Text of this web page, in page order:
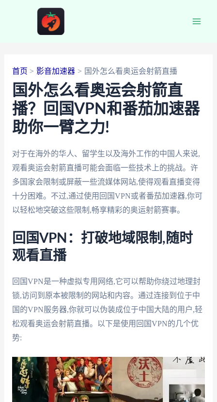
首页 影音加速器 国外怎么看奥运会射箭直播
国外怎么看奥运会射箭直
播？回国VPN和番茄加速器
助你一臂之力!
对于在海外的华人、留学生以及海外工作的中国人来说,
观看奥运会射箭直播可能会面临一些技术上的挑战。许
多国家会限制或屏蔽一些流媒体网站,使得观看直播变得
十分困难。不过,通过使用回国VPN或者番茄加速器,你可
以轻松地突破这些限制,畅享精彩的奥运射箭赛事。
回国VPN：打破地域限制,随时
观看直播
回国VPN是一种虚拟专用网络,它可以帮助你绕过地理封
锁,访问到原本被限制的网站和内容。通过连接到位于中
国的VPN服务器,你就可以伪装成位于中国大陆的用户,轻
松观看奥运会射箭直播。以下是使用回国VPN的几个优
势: